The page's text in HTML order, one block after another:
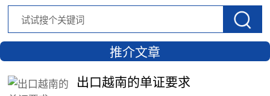
推介文章
出口越南的单证要求